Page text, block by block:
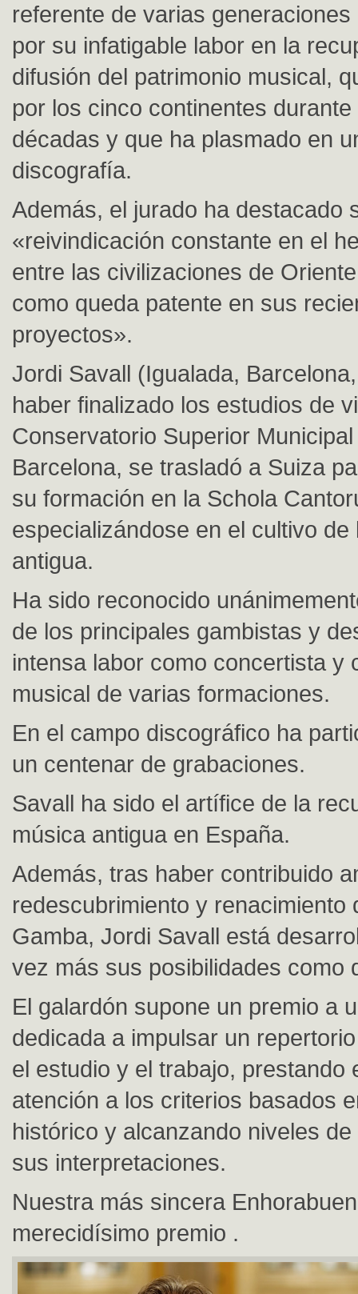
referente de varias
por su infatigable labor en la
difusión del patrimonio musical,
por los cinco continentes
décadas y que ha plasmado en
discografía.
Además, el jurado ha destacado
«reivindicación constante en el
entre las civilizaciones de
como queda patente en sus
proyectos».
Jordi Savall (Igualada,
haber finalizado los estudios de
Conservatorio Superior
Barcelona, se trasladó a Suiza
su formación en la Schola
especializándose en el cultivo de
antigua.
Ha sido reconocido
de los principales gambistas y
intensa labor como concertista y
musical de varias formaciones.
En el campo discográfico ha
un centenar de grabaciones.
Savall ha sido el artífice de la
música antigua en España.
Además, tras haber contribuido
redescubrimiento y renacimiento
Gamba, Jordi Savall está
vez más sus posibilidades como
El galardón supone un premio a
dedicada a impulsar un
el estudio y el trabajo, prestando
atención a los criterios basados
histórico y alcanzando niveles
sus interpretaciones.
Nuestra más sincera
merecidísimo premio .